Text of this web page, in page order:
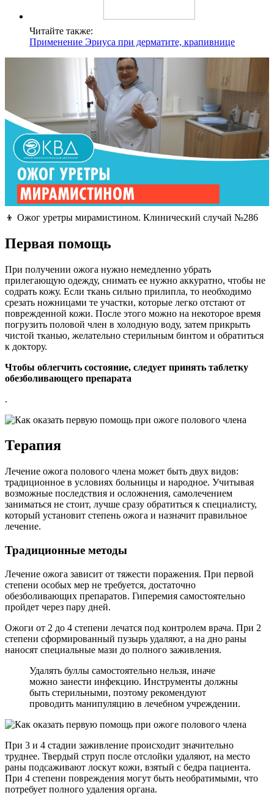
Читайте также:
Применение Эриуса при дерматите, крапивнице
👦 Ожог уретры мирамистином. Клинический случай №286
Первая помощь
При получении ожога нужно немедленно убрать
прилегающую одежду, снимать ее нужно аккуратно, чтобы не
содрать кожу. Если ткань сильно прилипла, то необходимо
срезать ножницами те участки, которые легко отстают от
поврежденной кожи. После этого можно на некоторое время
погрузить половой член в холодную воду, затем прикрыть
чистой тканью, желательно стерильным бинтом и обратиться
к доктору.
Чтобы облегчить состояние, следует принять таблетку
обезболивающего препарата
.
Терапия
Лечение ожога полового члена может быть двух видов:
традиционное в условиях больницы и народное. Учитывая
возможные последствия и осложнения, самолечением
заниматься не стоит, лучше сразу обратиться к специалисту,
который установит степень ожога и назначит правильное
лечение.
Традиционные методы
Лечение ожога зависит от тяжести поражения. При первой
степени особых мер не требуется, достаточно
обезболивающих препаратов. Гиперемия самостоятельно
пройдет через пару дней.
Ожоги от 2 до 4 степени лечатся под контролем врача. При 2
степени сформированный пузырь удаляют, а на дно раны
наносят специальные мази до полного заживления.
Удалять буллы самостоятельно нельзя, иначе
можно занести инфекцию. Инструменты должны
быть стерильными, поэтому рекомендуют
проводить манипуляцию в лечебном учреждении.
При 3 и 4 стадии заживление происходит значительно
труднее. Твердый струп после отслойки удаляют, на место
раны подсаживают лоскут кожи, взятый с бедра пациента.
При 4 степени повреждения могут быть необратимыми, что
потребует полного удаления органа.